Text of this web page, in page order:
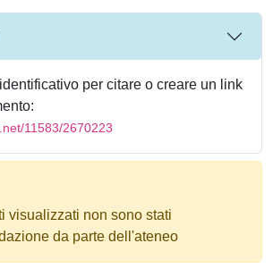
per citare o creare un link
11583/2670223
visualizzati non sono stati
da parte dell'ateneo